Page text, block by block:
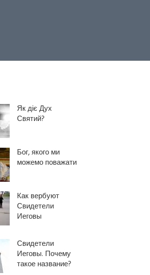
Як діє Дух
Святий?
Бог, якого ми
можемо поважати
Как вербуют
Свидетели
Иеговы
Свидетели
Иеговы. Почему
такое название?